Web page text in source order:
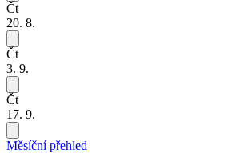
Čt
20. 8.
Čt
3. 9.
Čt
17. 9.
Měsíční přehled